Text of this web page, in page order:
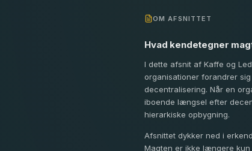
OM AFSNITTET
Hvad kendetegner
I dette afsnit af Kaffe og
organisationer forandrer
decentralisering. Når en
iboende længsel efter
hierarkiske opbygning.
Afsnittet dykker ned i
Magten er ikke længere